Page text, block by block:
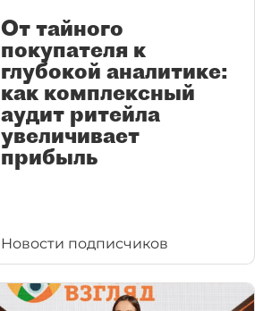
От тайного
покупателя к
глубокой аналитике:
как комплексный
аудит ритейла
увеличивает
прибыль
Новости подписчиков